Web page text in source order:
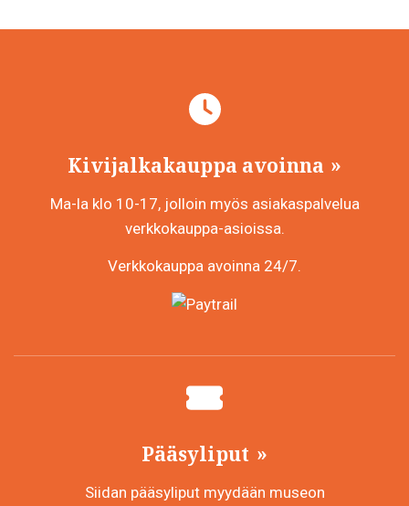
Kivijalkakauppa avoinna
Ma-la klo 10-17, jolloin myös asiakaspalvelua
verkkokauppa-asioissa.
Verkkokauppa avoinna 24/7.
Pääsyliput
Siidan pääsyliput myydään museon